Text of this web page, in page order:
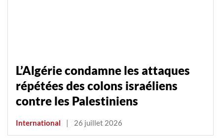
L’Algérie condamne les attaques
répétées des colons israéliens
contre les Palestiniens
International | 26 juillet 2026